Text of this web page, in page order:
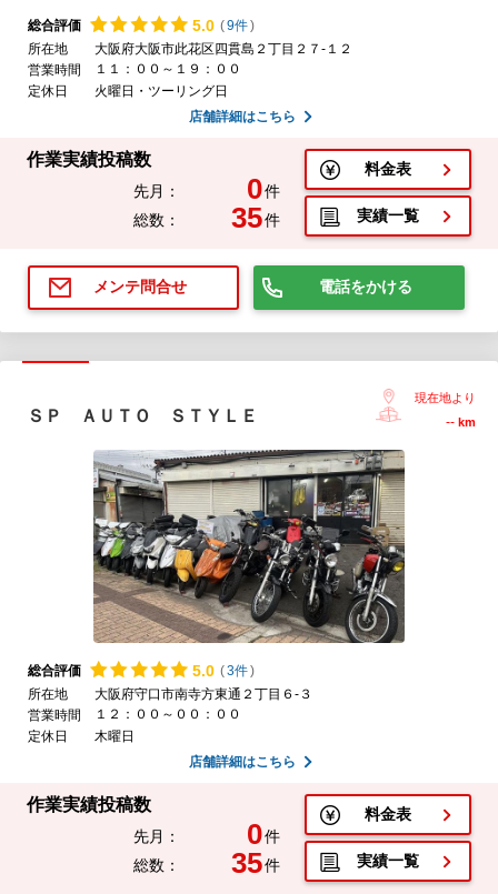
総合評価 5.0 (9件)
所在地
大阪府大阪市此花区四貫島２丁目２７-１２
営業時間
１１：００～１９：００
定休日
火曜日・ツーリング日
店舗詳細はこちら
作業実績投稿数
先月： 0件
総数：
35件
料金表
実績一覧
メンテ問合せ 電話をかける
ＳＰ ＡＵＴＯ ＳＴＹＬＥ
現在地より
-- km
総合評価 5.0 (3件)
所在地
大阪府守口市南寺方東通２丁目６-３
営業時間
１２：００～００：００
定休日
木曜日
店舗詳細はこちら
作業実績投稿数
先月： 0件
総数：
35件
料金表
実績一覧